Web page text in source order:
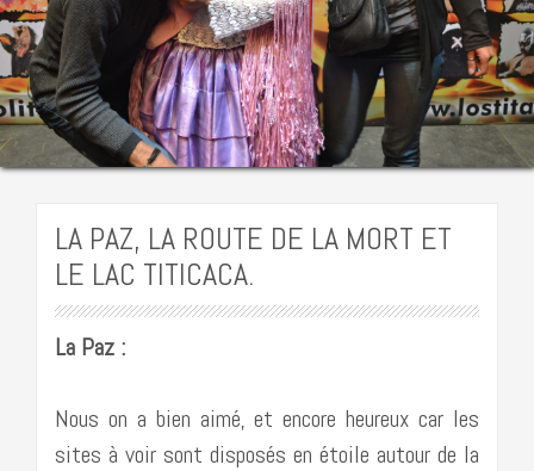
LA PAZ, LA ROUTE DE LA MORT ET
LE LAC TITICACA.
La Paz :
Nous on a bien aimé, et encore heureux car les
sites à voir sont disposés en étoile autour de la